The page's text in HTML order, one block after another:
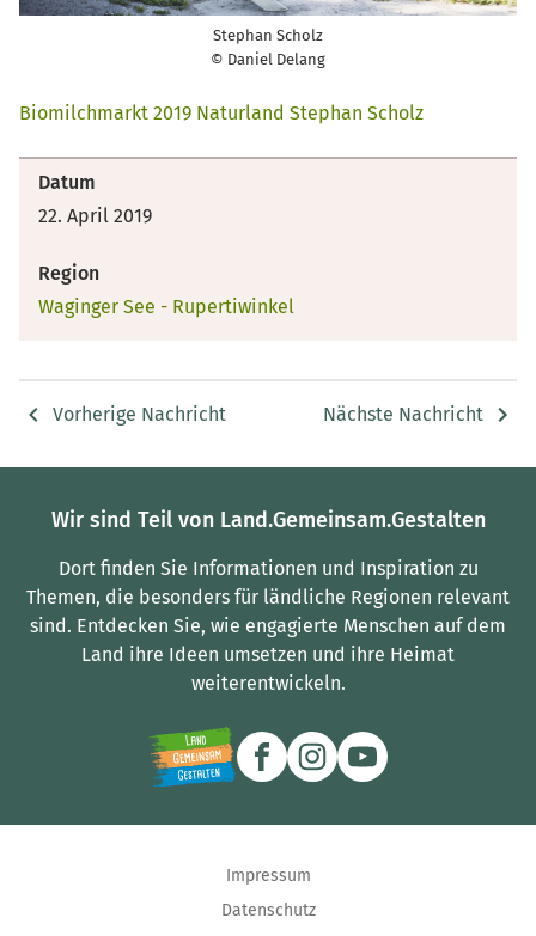
Stephan Scholz
© Daniel Delang
Biomilchmarkt 2019 Naturland Stephan Scholz
Datum
22. April 2019
Region
Waginger See - Rupertiwinkel
Vorherige Nachricht Nächste Nachricht
Wir sind Teil von Land.Gemeinsam.Gestalten
Dort finden Sie Informationen und Inspiration zu
Themen, die besonders für ländliche Regionen relevant
sind. Entdecken Sie, wie engagierte Menschen auf dem
Land ihre Ideen umsetzen und ihre Heimat
weiterentwickeln.
Impressum
Datenschutz